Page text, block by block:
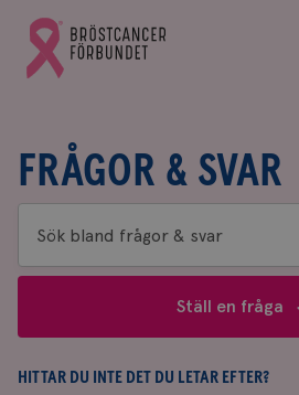
Gå
till
Bröstcancerförbundets
FRÅGOR & SVAR
Sök
bland
&
svar
Ställ en fråga
HITTAR DU INTE DET DU LETAR EFTER?